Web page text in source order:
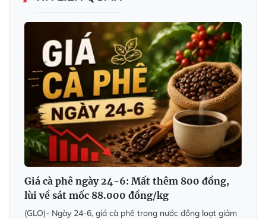
Giá cà phê ngày 24-6: Mất thêm 800 đồng,
lùi về sát mốc 88.000 đồng/kg
(GLO)- Ngày 24-6, giá cà phê trong nước đồng loạt giảm